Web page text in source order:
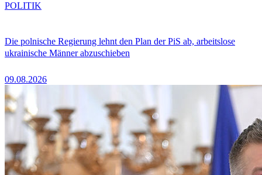
Die polnische Regierung lehnt den Plan der PiS ab, arbeitslose
ukrainische Männer abzuschieben
09.08.2026
POLITIK